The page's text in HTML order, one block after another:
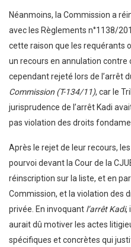
Néanmoins, la Commission a
avec les Règlements n°1138/
cette raison que les requérants
un recours en annulation contre
cependant rejeté lors de l’arrêt
Commission (T-134/11), car le
jurisprudence de l’arrêt Kadi
pas violation des droits
Après le rejet de leur recours,
pourvoi devant la Cour de la
réinscription sur la liste, et en
Commission, et la violation des
privée. En invoquant l’arrêt Kadi,
aurait dû motiver les actes
spécifiques et concrètes qui